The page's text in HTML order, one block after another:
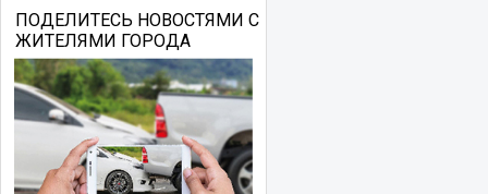
ПОДЕЛИТЕСЬ НОВОСТЯМИ С
ЖИТЕЛЯМИ ГОРОДА